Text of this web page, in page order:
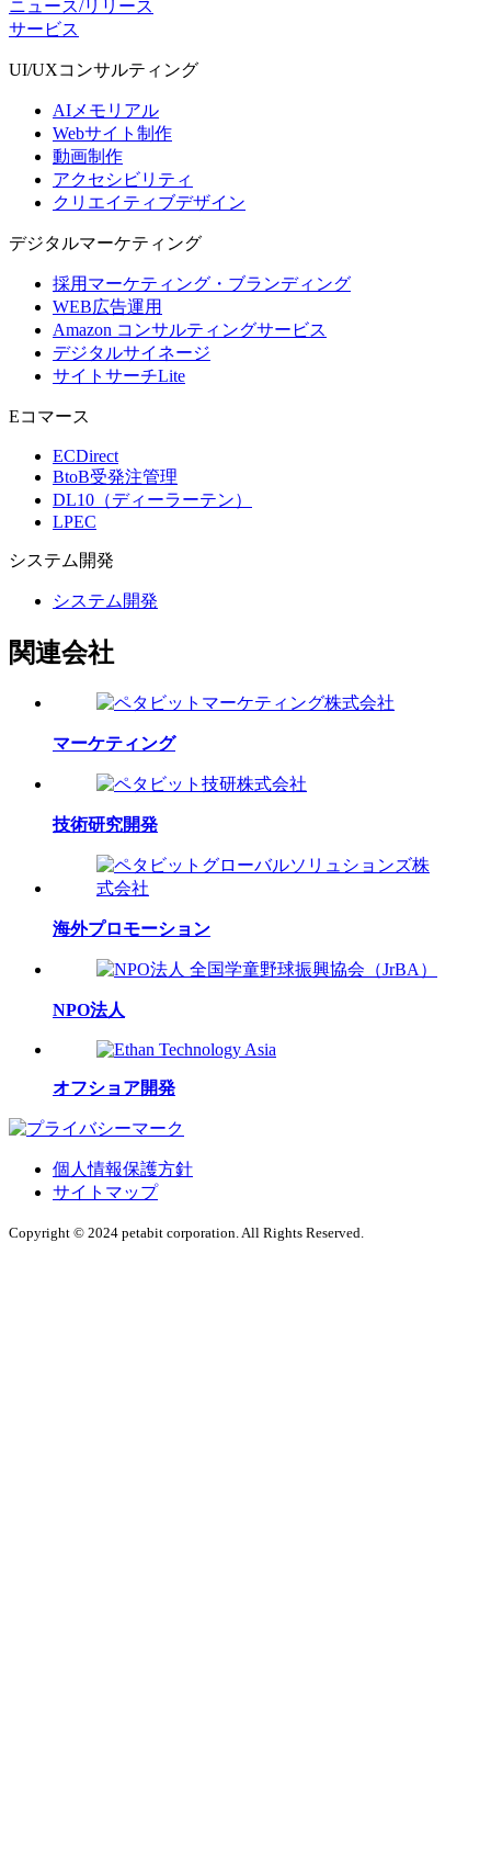
ニュース/リリース
サービス
UI/UXコンサルティング
AIメモリアル
Webサイト制作
動画制作
アクセシビリティ
クリエイティブデザイン
デジタルマーケティング
採用マーケティング・ブランディング
WEB広告運用
Amazon コンサルティングサービス
デジタルサイネージ
サイトサーチLite
Eコマース
ECDirect
BtoB受発注管理
DL10（ディーラーテン）
LPEC
システム 開発
システム開発
関連会社
マーケティング
技術研究開発
海外プロモーション
NPO法人
オフショア開発
個人情報保護方針
サイトマップ
Copyright © 2024 petabit corporation. All Rights Reserved.